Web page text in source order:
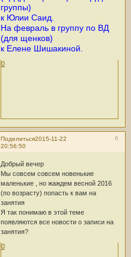
группы)
к Юлии Саид.
На февраль в группу по ВД
(для щенков)
к Елене Шишакиной.
0
Поделиться 6
2015-11-22
20:56:50
Добрый вечер
Мы совсем совсем новенькие
маленькие , но жаждем весной 2016
(по возрасту) попасть к вам на
занятия
Я так понимаю в этой теме
появляются все новости о записи на
занятия?
0